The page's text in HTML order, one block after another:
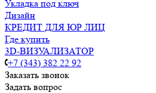
Укладка под ключ
Дизайн
КРЕДИТ ДЛЯ ЮР ЛИЦ
Где купить
3D-ВИЗУАЛИЗАТОР
+7 (343) 382 22 92
Заказать звонок
Задать вопрос